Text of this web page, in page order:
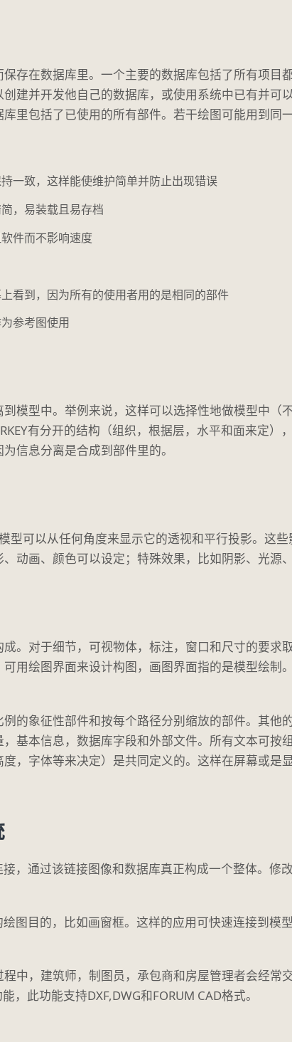
存在数据库里。一个主要的数据库包括了所有项目
建并开发他自己的数据库，或使用系统中已有并可
里包括了已使用的所有部件。若干绘图可能用到同
一致，这样能使维护简单并防止出现错误
，易装载且易存档
件而不影响速度
看到，因为所有的使用者用的是相同的部件
参考图使用
模型中。举例来说，这样可以选择性地做模型中（
有分开的结构（组织，根据层，水平和面来定）
信息分离是合成到部件里的。
型可以从任何角度来显示它的透视和平行投影。这
动画、颜色可以设定；特殊效果，比如阴影、光源
。对于细节，可视物体，标注，窗口和尺寸的要求
用绘图界面来设计构图，画图界面指的是模型绘制
的象征性部件和按每个路径分别缩放的部件。其他
基本信息，数据库字段和外部文件。所有文本可按
度，字体等来决定）是共同定义的。这样在屏幕或是
接，通过该链接图像和数据库真正构成一个整体。修
绘图目的，比如画窗框。这样的应用可快速连接到模
程中，建筑师，制图员，承包商和房屋管理者会经常
，此功能支持DXF,DWG和FORUM CAD格式。